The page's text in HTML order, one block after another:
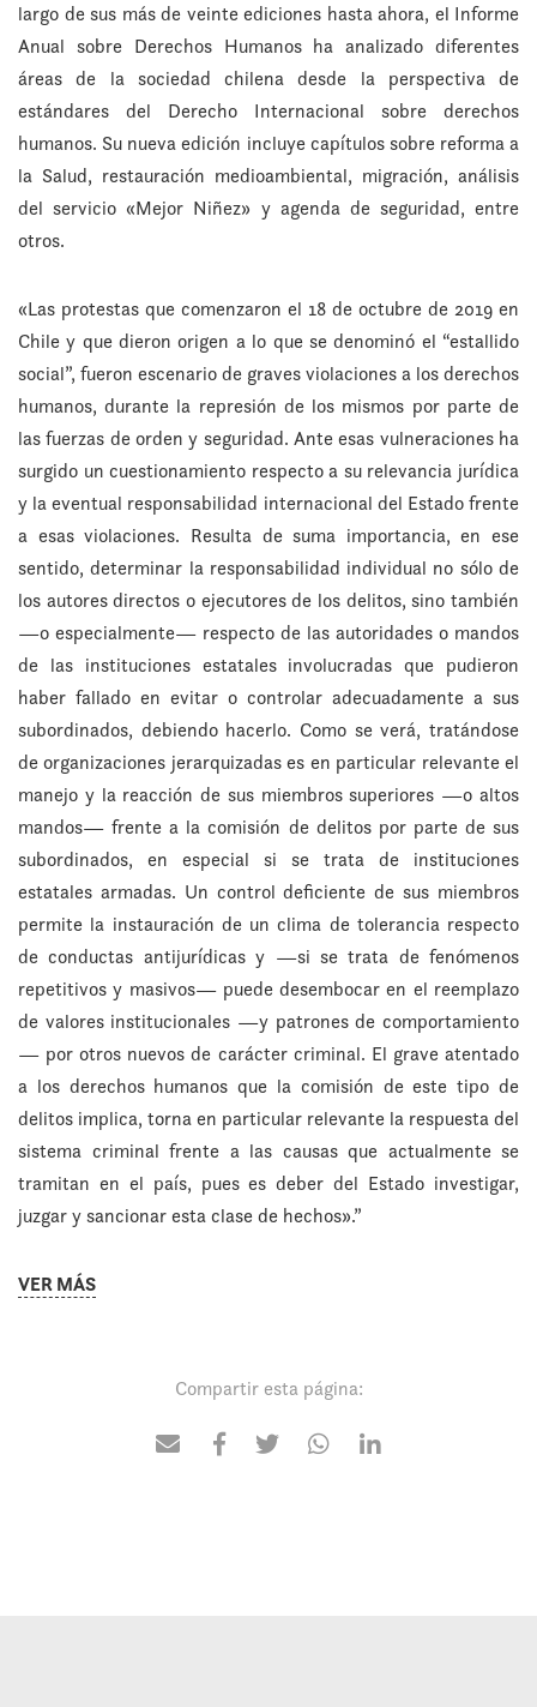
largo de sus más de veinte ediciones hasta ahora, el Informe
Anual sobre Derechos Humanos ha analizado diferentes
áreas de la sociedad chilena desde la perspectiva de
estándares del Derecho Internacional sobre derechos
humanos. Su nueva edición incluye capítulos sobre reforma a
la Salud, restauración medioambiental, migración, análisis
del servicio «Mejor Niñez» y agenda de seguridad, entre
otros.
«Las protestas que comenzaron el 18 de octubre de 2019 en
Chile y que dieron origen a lo que se denominó el “estallido
social”, fueron escenario de graves violaciones a los derechos
humanos, durante la represión de los mismos por parte de
las fuerzas de orden y seguridad. Ante esas vulneraciones ha
surgido un cuestionamiento respecto a su relevancia jurídica
y la eventual responsabilidad internacional del Estado frente
a esas violaciones. Resulta de suma importancia, en ese
sentido, determinar la responsabilidad individual no sólo de
los autores directos o ejecutores de los delitos, sino también
—o especialmente— respecto de las autoridades o mandos
de las instituciones estatales involucradas que pudieron
haber fallado en evitar o controlar adecuadamente a sus
subordinados, debiendo hacerlo. Como se verá, tratándose
de organizaciones jerarquizadas es en particular relevante el
manejo y la reacción de sus miembros superiores —o altos
mandos— frente a la comisión de delitos por parte de sus
subordinados, en especial si se trata de instituciones
estatales armadas. Un control deficiente de sus miembros
permite la instauración de un clima de tolerancia respecto
de conductas antijurídicas y —si se trata de fenómenos
repetitivos y masivos— puede desembocar en el reemplazo
de valores institucionales —y patrones de comportamiento
— por otros nuevos de carácter criminal. El grave atentado
a los derechos humanos que la comisión de este tipo de
delitos implica, torna en particular relevante la respuesta del
sistema criminal frente a las causas que actualmente se
tramitan en el país, pues es deber del Estado investigar,
juzgar y sancionar esta clase de hechos».”
VER MÁS
Compartir esta página: